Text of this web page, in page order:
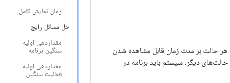
زمان نمایش کامل
حل مسائل رایج
مقداردهی اولیه
سنگین برنامه
مقداردهی اولیه
فعالیت سنگین
هر حالت بر مدت زمان قابل مشاهده شدن
دیگر، سیستم باید برنامه در